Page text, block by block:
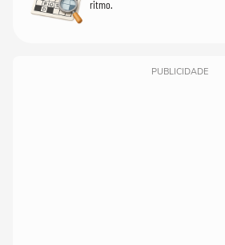
ritmo.
PUBLICIDADE